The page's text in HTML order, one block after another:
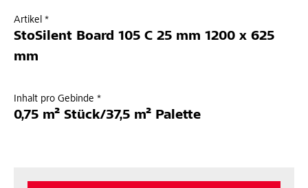
Artikel *
StoSilent Board 105 C 25 mm 1200 x 625
mm
Inhalt pro Gebinde *
0,75 m² Stück/37,5 m² Palette